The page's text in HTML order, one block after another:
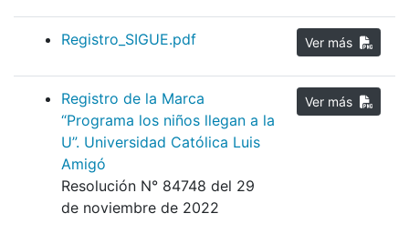
Registro_SIGUE.pdf
Registro de la Marca
“Programa los niños llegan a la
U”. Universidad Católica Luis
Amigó
Resolución N° 84748 del 29
de noviembre de 2022